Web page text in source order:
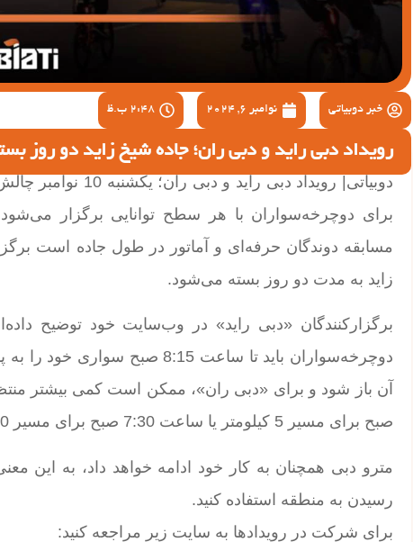
خبر دوبیاتی نوامبر 6, 2024 2:48 ب.ظ
رویداد دبی راید و دبی ران؛ جاده شیخ زاید دو روز
دوبیاتی| رویداد
مسابقه دوندگان حرفه‌ای و آماتور در طول جاده است
زاید به مدت دو روز بسته می‌شود.
برگزارکنندگان «دبی راید» در وب‌سایت خود توضیح
دوچرخه‌سواران باید تا ساعت 8:15
صبح برای مسیر 5 کیلومتر یا ساعت 7:30 صبح برای مسیر 10 کیلومتر شروع به حرکت می‌کنند.
مترو دبی همچنان به کار خود ادامه خواهد داد، به این
رسیدن به منطقه استفاده کنید.
برای شرکت در رویدادها به سایت زیر مراجعه کنید: